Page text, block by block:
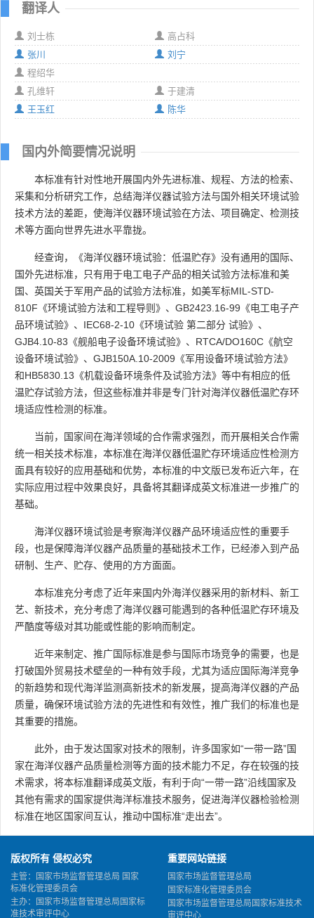
翻译人
刘士栋
高占科
张川
刘宁
程绍华
孔维轩
于建清
王玉红
陈华
国内外简要情况说明
本标准有针对性地开展国内外先进标准、规程、方法的检索、
采集和分析研究工作，总结海洋仪器试验方法与国外相关环境试验
技术方法的差距，使海洋仪器环境试验在方法、项目确定、检测技
术等方面向世界先进水平靠拢。
经查询，《海洋仪器环境试验：低温贮存》没有通用的国际、
国外先进标准，只有用于电工电子产品的相关试验方法标准和美
国、英国关于军用产品的试验方法标准，如美军标MIL-STD-
810F《环境试验方法和工程导则》、GB2423.16-99《电工电子产
品环境试验》、IEC68-2-10《环境试验 第二部分 试验》、
GJB4.10-83《舰船电子设备环境试验》、RTCA/DO160C《航空
设备环境试验》、GJB150A.10-2009《军用设备环境试验方法》
和HB5830.13《机载设备环境条件及试验方法》等中有相应的低
温贮存试验方法，但这些标准并非是专门针对海洋仪器低温贮存环
境适应性检测的标准。
当前，国家间在海洋领域的合作需求强烈，而开展相关合作需
统一相关技术标准，本标准在海洋仪器低温贮存环境适应性检测方
面具有较好的应用基础和优势，本标准的中文版已发布近六年，在
实际应用过程中效果良好，具备将其翻译成英文标准进一步推广的
基础。
海洋仪器环境试验是考察海洋仪器产品环境适应性的重要手
段，也是保障海洋仪器产品质量的基础技术工作，已经渗入到产品
研制、生产、贮存、使用的方方面面。
本标准充分考虑了近年来国内外海洋仪器采用的新材料、新工
艺、新技术，充分考虑了海洋仪器可能遇到的各种低温贮存环境及
严酷度等级对其功能或性能的影响而制定。
近年来制定、推广国际标准是参与国际市场竞争的需要，也是
打破国外贸易技术壁垒的一种有效手段，尤其为适应国际海洋竞争
的新趋势和现代海洋监测高新技术的新发展，提高海洋仪器的产品
质量，确保环境试验方法的先进性和有效性，推广我们的标准也是
其重要的措施。
此外，由于发达国家对技术的限制，许多国家如“一带一路”国
家在海洋仪器产品质量检测等方面的技术能力不足，存在较强的技
术需求，将本标准翻译成英文版，有利于向“一带一路”沿线国家及
其他有需求的国家提供海洋标准技术服务，促进海洋仪器检验检测
标准在地区国家间互认，推动中国标准“走出去”。
版权所有 侵权必究
主管：国家市场监督管理总局 国家
标准化管理委员会
主办：国家市场监督管理总局国家标
准技术审评中心
重要网站链接
国家市场监督管理总局
国家标准化管理委员会
国家市场监督管理总局国家标准技术
审评中心